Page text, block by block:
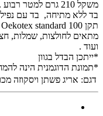
משקל 210 גרם למטר רבוע .
בד ללא מתיחה, בד עם
תקן Oekotex standard 100
מתאים לחולצות, שמלות,
ועוד .
*ייתכן הבדל בגוון
*תמונת הדוגמנית הינה
דגם: אריג פשתן ויסקוזה